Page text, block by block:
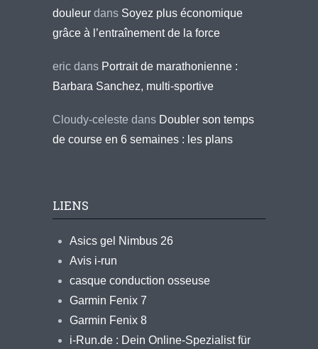
douleur dans Soyez plus économique
grâce à l’entraînement de la force
eric dans Portrait de marathonienne :
Barbara Sanchez, multi-sportive
Cloudy-celeste dans Doubler son temps
de course en 6 semaines : les plans
LIENS
Asics gel Nimbus 26
Avis i-run
casque conduction osseuse
Garmin Fenix 7
Garmin Fenix 8
i-Run.de : Dein Online-Spezialist für